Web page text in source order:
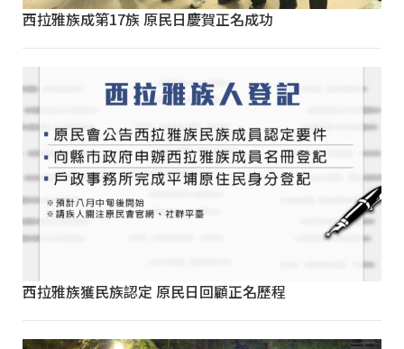
西拉雅族成第17族 原民日慶賀正名成功
西拉雅族獲民族認定 原民日回顧正名歷程